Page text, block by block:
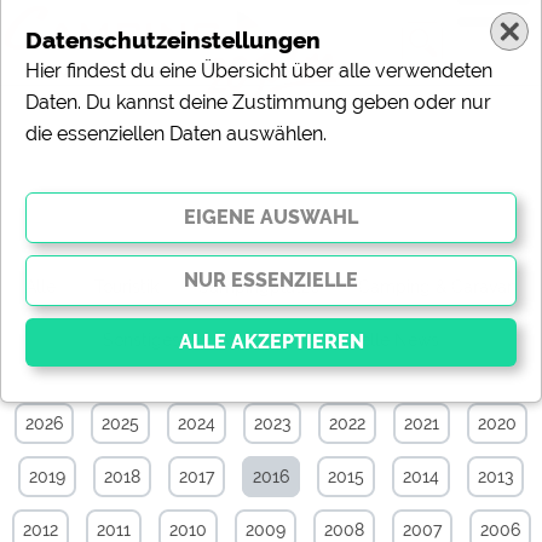
Campingplätze
Specials Aktuelle News
2026 2025 2024 2023 2022 2021 2020
2019 2018 2017 2016 2015 2014 2013
2012 2011 2010 2009 2008 2007 2006
Datenschutzeinstellungen
Hier findest du eine Übersicht über alle verwendeten
Daten. Du kannst deine Zustimmung geben oder nur
die essenziellen Daten auswählen.
Essenziell
Essenzielle Cookies ermöglichen grundlegende
Funktionen und sind für die einwandfreie Funktion der
werden Teile der Websitenicht funktionieren.